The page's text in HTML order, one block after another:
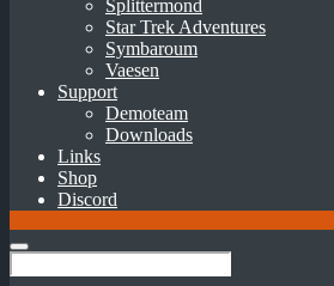
Splittermond
Star Trek Adventures
Symbaroum
Vaesen
Support
Demoteam
Downloads
Links
Shop
Discord